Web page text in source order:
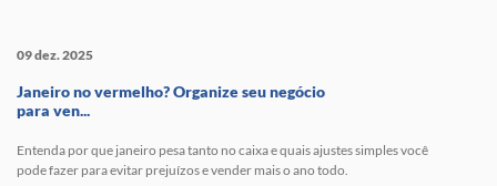
09 dez. 2025
Janeiro no vermelho? Organize seu negócio
para ven...
Entenda por que janeiro pesa tanto no caixa e quais ajustes simples você
pode fazer para evitar prejuízos e vender mais o ano todo.